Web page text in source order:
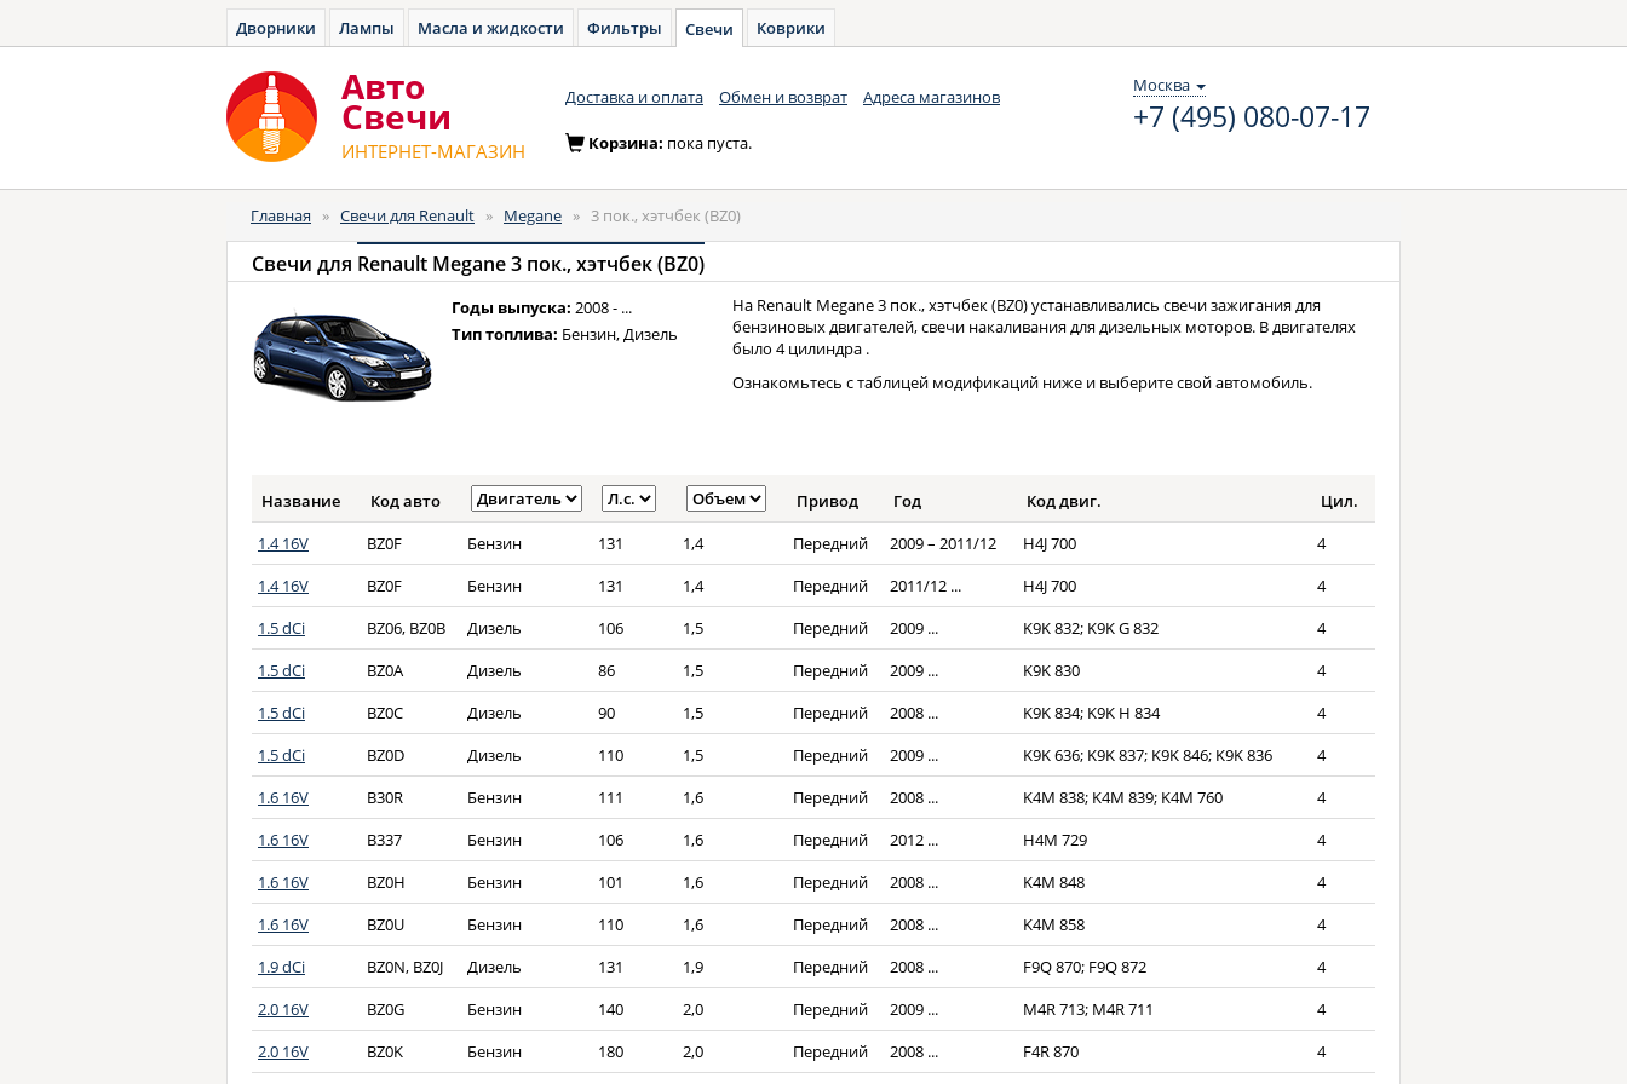
Дворники Лампы Масла и жидкости Фильтры Свечи Коврики
Авто
Cвечи
ИНТЕРНЕТ-МАГАЗИН
Доставка и оплата Обмен и возврат Адреса магазинов
Москва
+7 (495) 080-07-17
Корзина: пока пуста.
Главная » Свечи для Renault » Megane » 3 пок., хэтчбек (BZ0)
Свечи для Renault Megane 3 пок., хэтчбек (BZ0)
Годы выпуска: 2008 - ...
Тип топлива: Бензин, Дизель
На Renault Megane 3 пок., хэтчбек (BZ0) устанавливались свечи зажигания для
бензиновых двигателей, свечи накаливания для дизельных моторов. В двигателях
было 4 цилиндра .
Ознакомьтесь с таблицей модификаций ниже и выберите свой автомобиль.
Название Код авто Привод Год Код двиг.
Цил.
1.4 16V
BZ0F Бензин 131 1,4 Передний 2009 – 2011/12 H4J 700
4
1.4 16V
BZ0F Бензин 131 1,4 Передний 2011/12 ... H4J 700
4
1.5 dCi
BZ06, BZ0B Дизель 106 1,5 Передний 2009 ... K9K 832; K9K G 832
4
1.5 dCi
BZ0A Дизель 86 1,5 Передний 2009 ... K9K 830
4
1.5 dCi
BZ0C Дизель 90 1,5 Передний 2008 ... K9K 834; K9K H 834
4
1.5 dCi
BZ0D Дизель 110 1,5 Передний 2009 ... K9K 636; K9K 837; K9K 846; K9K 836
4
1.6 16V
B30R Бензин 111 1,6 Передний 2008 ... K4M 838; K4M 839; K4M 760
4
1.6 16V
B337 Бензин 106 1,6 Передний 2012 ... H4M 729
4
1.6 16V
BZ0H Бензин 101 1,6 Передний 2008 ... K4M 848
4
1.6 16V
BZ0U Бензин 110 1,6 Передний 2008 ... K4M 858
4
1.9 dCi
BZ0N, BZ0J Дизель 131 1,9 Передний 2008 ... F9Q 870; F9Q 872
4
2.0 16V
BZ0G Бензин 140 2,0 Передний 2009 ... M4R 713; M4R 711
4
2.0 16V
BZ0K Бензин 180 2,0 Передний 2008 ... F4R 870
4